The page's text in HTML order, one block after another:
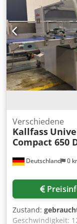
sealing
Shrink Tunnel
shrink tunnel
system in double
Zolltornado-style
continuously
polyolefin films
directive EN 60204
Deutschland 0
Verschiedene
Kallfass
Compact 650
Zustand:
Geschwindigkeit: